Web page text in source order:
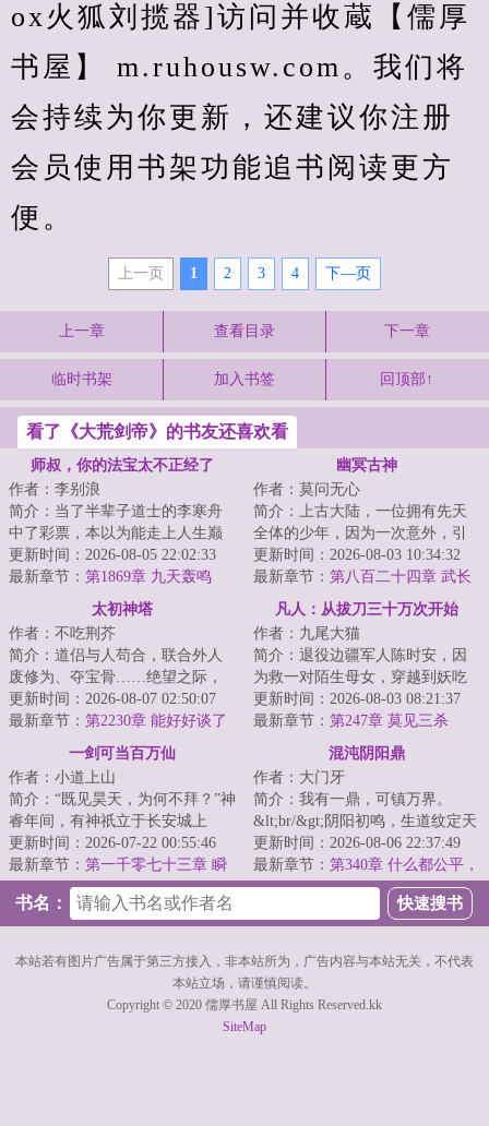
ox火狐刘揽器]访问并收蔵【儒厚
书屋】 m.ruhousw.com。我们将
会持续为你更新，还建议你注册
会员使用书架功能追书阅读更方
便。
上一页 1 2 3 4 下—页
上一章 查看目录 下一章
临时书架 加入书签 回顶部↑
看了《大荒剑帝》的书友还喜欢看
师叔，你的法宝太不正经了
作者：李别浪
简介：当了半辈子道士的李寒舟
中了彩票，本以为能走上人生巅
峰，谁知却穿越到了一个道门没
落的世界。还成...
更新时间：2026-08-05 22:02:33
最新章节： 第1869章 九天轰鸣
幽冥古神
作者：莫问无心
简介：上古大陆，一位拥有先天
全体的少年，因为一次意外，引
得黑珠入体，从而导致元力全
失，至此他失去了...
更新时间：2026-08-03 10:34:32
最新章节： 第八百二十四章 武长
空的宝物库
太初神塔
作者：不吃荆芥
简介：道侣与人苟合，联合外人
废修为、夺宝骨……绝望之际，
叶尘开启太初塔，得大帝传承，
修造化吞天诀、...
更新时间：2026-08-07 02:50:07
最新章节： 第2230章 能好好谈了
凡人：从拔刀三十万次开始
作者：九尾大猫
简介：退役边疆军人陈时安，因
为救一对陌生母女，穿越到妖吃
人、人也吃人的荒墟，变成一个
要卖掉嫂嫂、侄...
更新时间：2026-08-03 08:21:37
最新章节： 第247章 莫见三杀
一剑可当百万仙
作者：小道上山
简介：“既见昊天，为何不拜？”神
睿年间，有神祇立于长安城上
空，责问众生。持剑少年站在春
风巷尾，开口...
更新时间：2026-07-22 00:55:46
最新章节： 第一千零七十三章 瞬
混沌阴阳鼎
作者：大门牙
简介：我有一鼎，可镇万界。
&lt;br/&gt;阴阳初鸣，生道纹定天
地乾坤。&lt;br/&gt;混沌衍生，开
阴阳溯光阴...
更新时间：2026-08-06 22:37:49
最新章节： 第340章 什么都公平，
那我还努力修行做什么
书名：
本站若有图片广告属于第三方接入，非本站所为，广告内容与本站无关，不代表
本站立场，请谨慎阅读。
Copyright © 2020 儒厚书屋 All Rights Reserved.kk
SiteMap